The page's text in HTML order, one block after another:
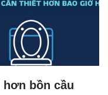
hơn bồn cầu